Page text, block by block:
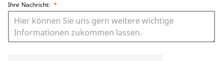
Ihre Nachricht: *